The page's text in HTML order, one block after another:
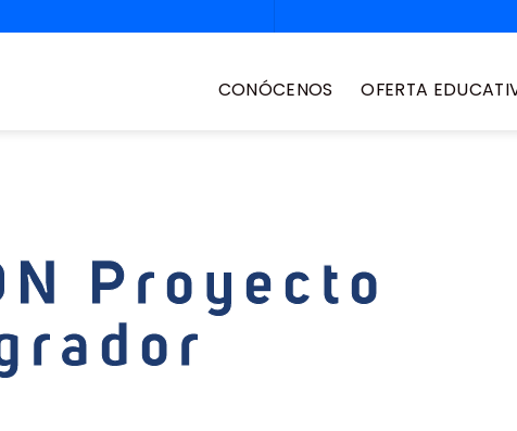
CONÓCENOS OFERTA
Proyecto